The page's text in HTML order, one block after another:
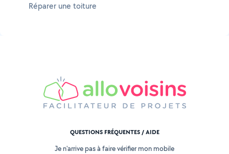
Réparer une toiture
QUESTIONS FRÉQUENTES / AIDE
Je n'arrive pas à faire vérifier mon mobile